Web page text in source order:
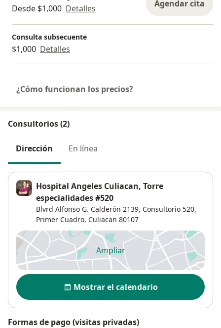
Desde $1,000 Detalles Agendar cita
Consulta subsecuente
$1,000 Detalles
¿Cómo funcionan los precios?
Consultorios (2)
Dirección En línea
Hospital Angeles Culiacan, Torre
especialidades #520
Blvrd Alfonso G. Calderón 2139, Consultorio 520,
Primer Cuadro, Culiacan 80107
Ampliarse abre en una nueva
Disponibilidad
Mostrar el calendario
Formas de pago (visitas privadas)